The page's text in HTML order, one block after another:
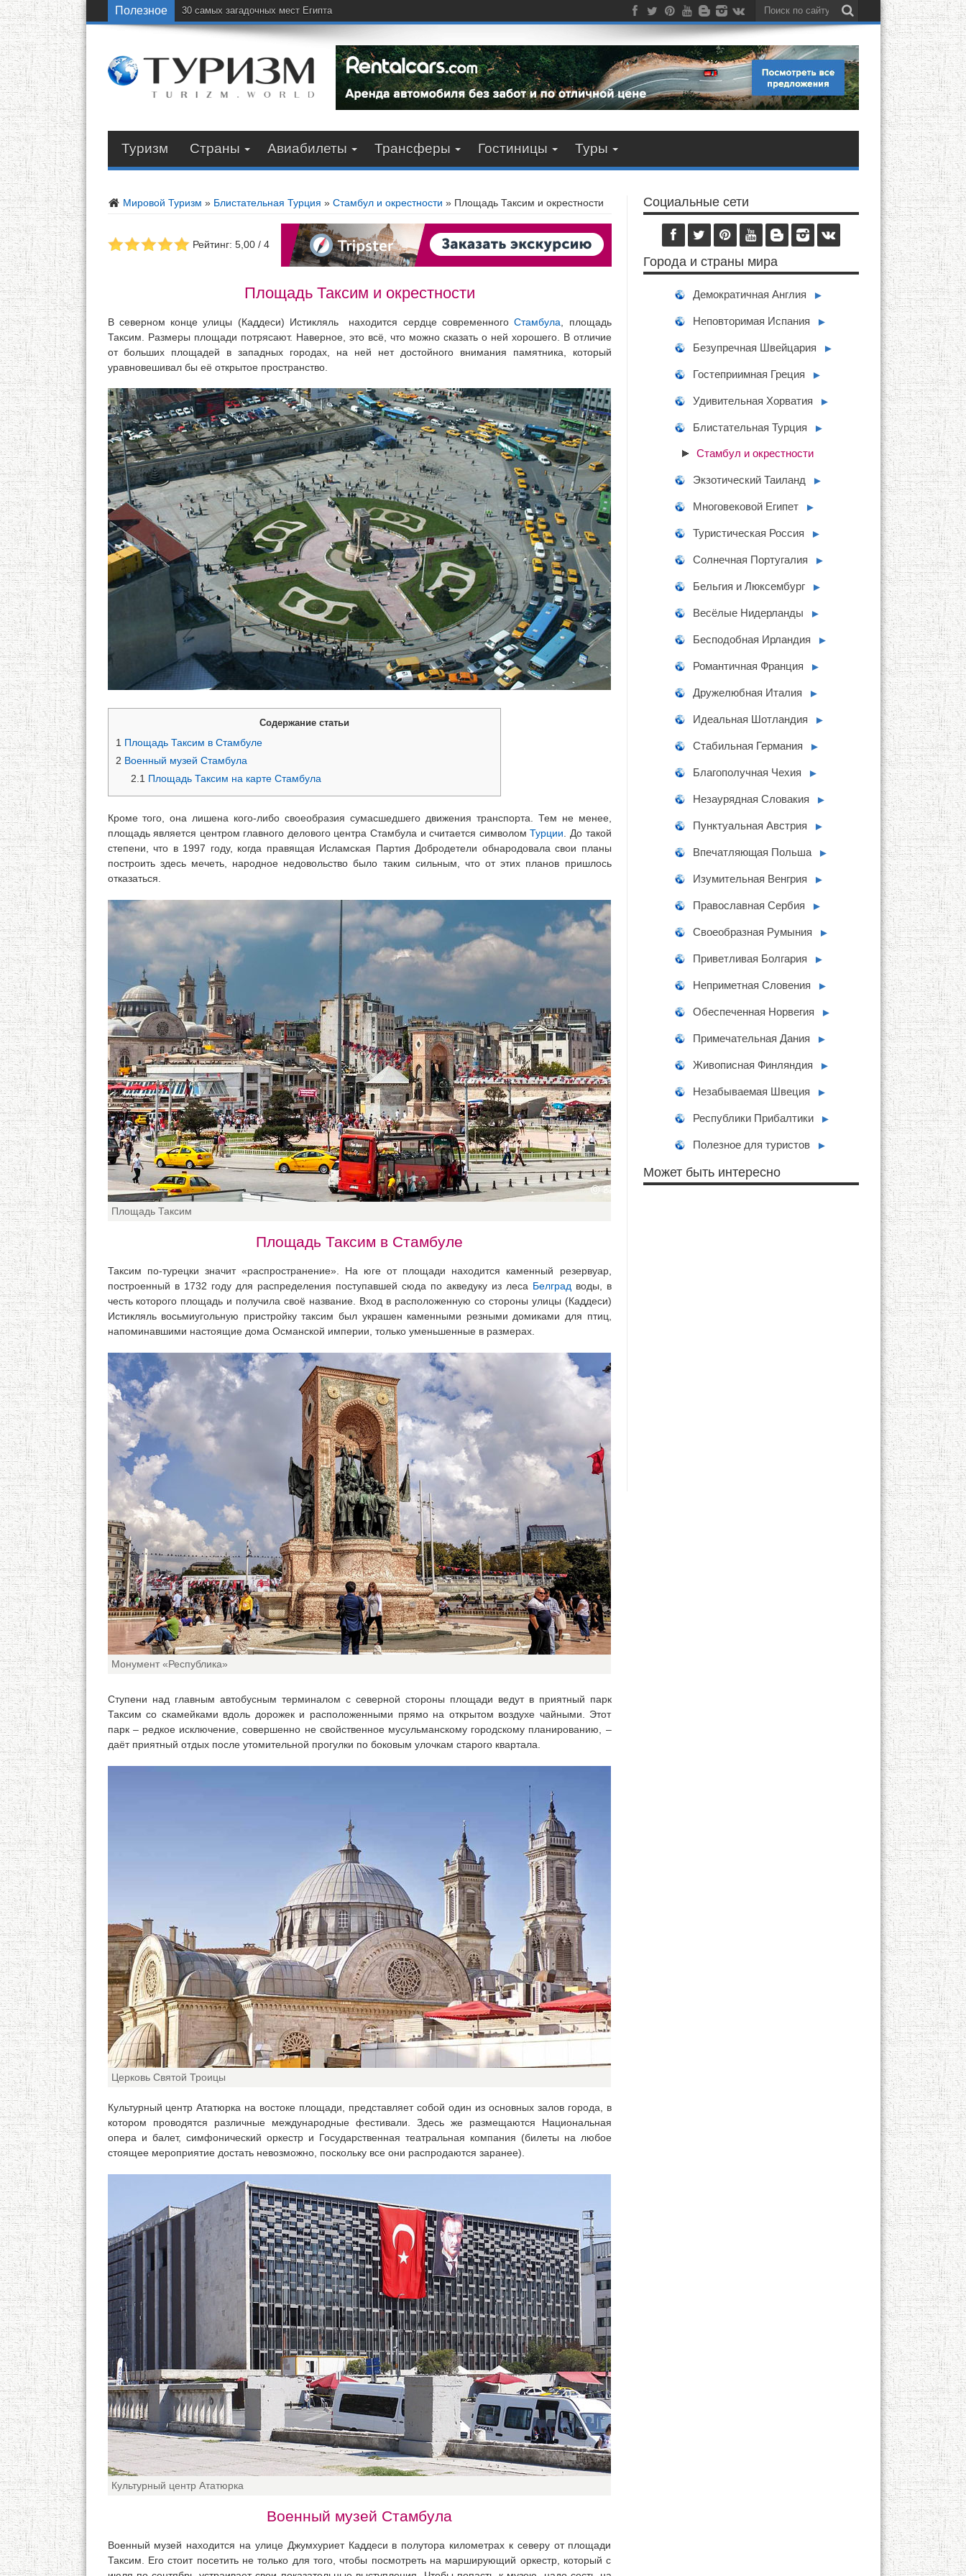
Полезное 30 самых загадочных мест Египта
Туризм Страны Авиабилеты Трансферы Гостиницы Туры
Мировой Туризм » Блистательная Турция » Стамбул и окрестности » Площадь Таксим и окрестности
Рейтинг: 5,00 / 4
Площадь Таксим и окрестности
В северном конце улицы (Каддеси) Истикляль находится сердце современногоСтамбула , площадь
Таксим. Размеры площади потрясают. Наверное, это всё, что можно сказать о ней хорошего. В отличие
от больших площадей в западных городах, на ней нет достойного внимания памятника, который
уравновешивал бы её открытое пространство.
Содержание статьи
1 Площадь Таксим в Стамбуле
2 Военный музей Стамбула
2.1 Площадь Таксим на карте Стамбула
Кроме того, она лишена кого-либо своеобразия сумасшедшего движения транспорта. Тем не менее,
площадь является центром главного делового центра Стамбула и считается символомТурции . До такой
степени, что в 1997 году, когда правящая Исламская Партия Добродетели обнародовала свои планы
построить здесь мечеть, народное недовольство было таким сильным, что от этих планов пришлось
отказаться.
Площадь Таксим
Площадь Таксим в Стамбуле
Таксим по-турецки значит «распространение». На юге от площади находится каменный резервуар,
построенный в 1732 году для распределения поступавшей сюда по акведуку из леса Белград воды, в
честь которого площадь и получила своё название. Вход в расположенную со стороны улицы (Каддеси)
Истикляль восьмиугольную пристройку таксим был украшен каменными резными домиками для птиц,
напоминавшими настоящие дома Османской империи, только уменьшенные в размерах.
Монумент «Республика»
Ступени над главным автобусным терминалом с северной стороны площади ведут в приятный парк
Таксим со скамейками вдоль дорожек и расположенными прямо на открытом воздухе чайными. Этот
парк – редкое исключение, совершенно не свойственное мусульманскому городскому планированию, –
даёт приятный отдых после утомительной прогулки по боковым улочкам старого квартала.
Церковь Святой Троицы
Культурный центр Ататюрка на востоке площади, представляет собой один из основных залов города, в
котором проводятся различные международные фестивали. Здесь же размещаются Национальная
опера и балет, симфонический оркестр и Государственная театральная компания (билеты на любое
стоящее мероприятие достать невозможно, поскольку все они распродаются заранее).
Культурный центр Ататюрка
Военный музей Стамбула
Военный музей находится на улице Джумхуриет Каддеси в полутора километрах к северу от площади
Таксим. Его стоит посетить не только для того, чтобы посмотреть на марширующий оркестр, который с
Социальные сети
Города и страны мира
Демократичная Англия ►
Неповторимая Испания ►
Безупречная Швейцария ►
Гостеприимная Греция ►
Удивительная Хорватия ►
Блистательная Турция ►
Стамбул и окрестности
Экзотический Таиланд ►
Многовековой Египет ►
Туристическая Россия ►
Солнечная Португалия ►
Бельгия и Люксембург ►
Весёлые Нидерланды ►
Бесподобная Ирландия ►
Романтичная Франция ►
Дружелюбная Италия ►
Идеальная Шотландия ►
Стабильная Германия ►
Благополучная Чехия ►
Незаурядная Словакия ►
Пунктуальная Австрия ►
Впечатляющая Польша ►
Изумительная Венгрия ►
Православная Сербия ►
Своеобразная Румыния ►
Приветливая Болгария ►
Неприметная Словения ►
Обеспеченная Норвегия ►
Примечательная Дания ►
Живописная Финляндия ►
Незабываемая Швеция ►
Республики Прибалтики ►
Полезное для туристов ►
Может быть интересно